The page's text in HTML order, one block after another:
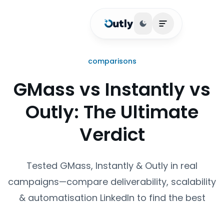
Basculer le thème
Ouvrir le menu
comparisons
GMass vs Instantly vs
Outly: The Ultimate
Verdict
Tested GMass, Instantly & Outly in real
campaigns—compare deliverability, scalability
& automatisation LinkedIn to find the best